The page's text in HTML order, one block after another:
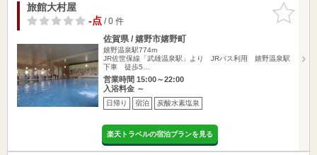
お気に入
りに追加
旅館大村屋
-点/ 0 件
佐賀県 / 嬉野市嬉野町
嬉野温泉駅774m
JR佐世保線「武雄温泉駅」より JRバス利用 嬉野温泉駅
下車 徒歩5…
営業時間 15:00～22:00
入浴料金 ～
日帰り 宿泊 炭酸水素塩泉
楽天トラベルの宿泊プランを見る